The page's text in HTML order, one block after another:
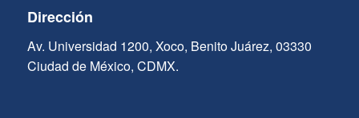
Dirección
Av. Universidad 1200, Xoco, Benito Juárez, 03330
Ciudad de México, CDMX.